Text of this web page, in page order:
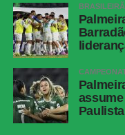
Renda
Gols
Cartões Amarelos